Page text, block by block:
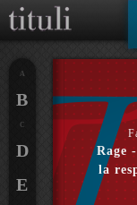
Rage
la
A
B
C
D
E